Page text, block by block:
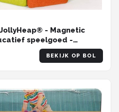
- Magnetic
speelgoed -
BEKIJK OP BOL